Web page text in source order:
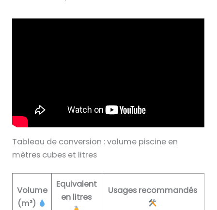
Tableau de conversion : volume piscine en
mètres cubes et litres
Volume
(m³)
Equivalent
en litres
Usages recommandés